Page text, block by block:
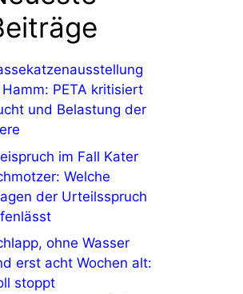
Hamm: PETA kritisiert
und Belastung der
im Fall Kater
Welche
der Urteilsspruch
ohne Wasser
erst acht Wochen alt:
stoppt